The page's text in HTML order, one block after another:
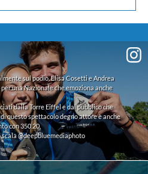
sul podio. Elisa Cosetti e Andrea
una Nazionale che emoziona anche
dalla Torre Eiffel e dal pubblico che
questo spettacolo degno attore è anche
con 350.20.
@deepbluemediaphoto